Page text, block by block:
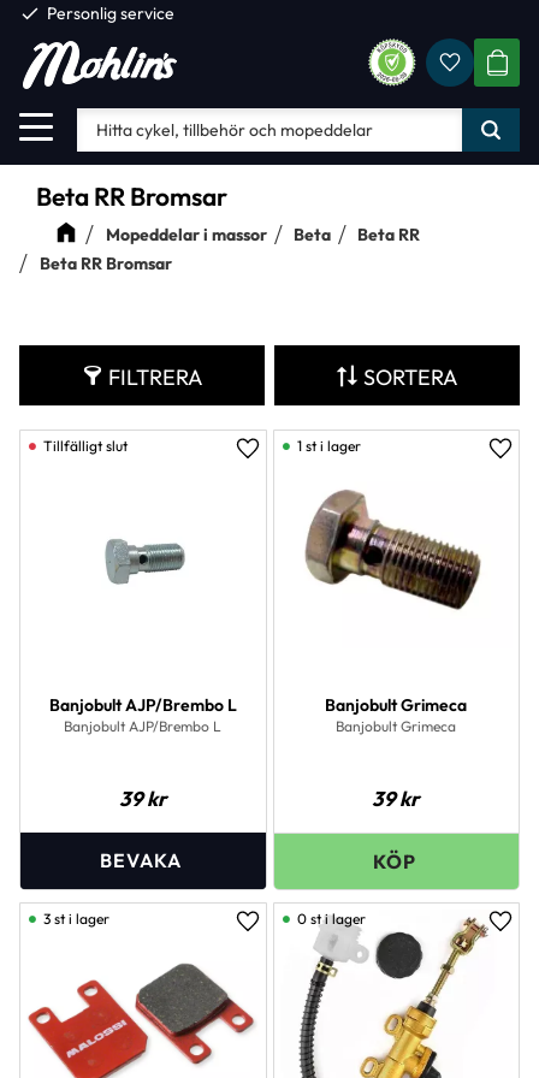
Meny
check Personlig service
Beta RR Bromsar
Mopeddelar i massor Beta
Beta RR
Beta RR Bromsar
FILTRERA SORTERA
Banjobult AJP/Brembo L
Banjobult AJP/Brembo L
39kr
Lägg till i favoriter
Banjobult Grimeca
Banjobult Grimeca
39kr
1 st i lager
Lägg till i favoriter
3 st i lager 0 st i lager